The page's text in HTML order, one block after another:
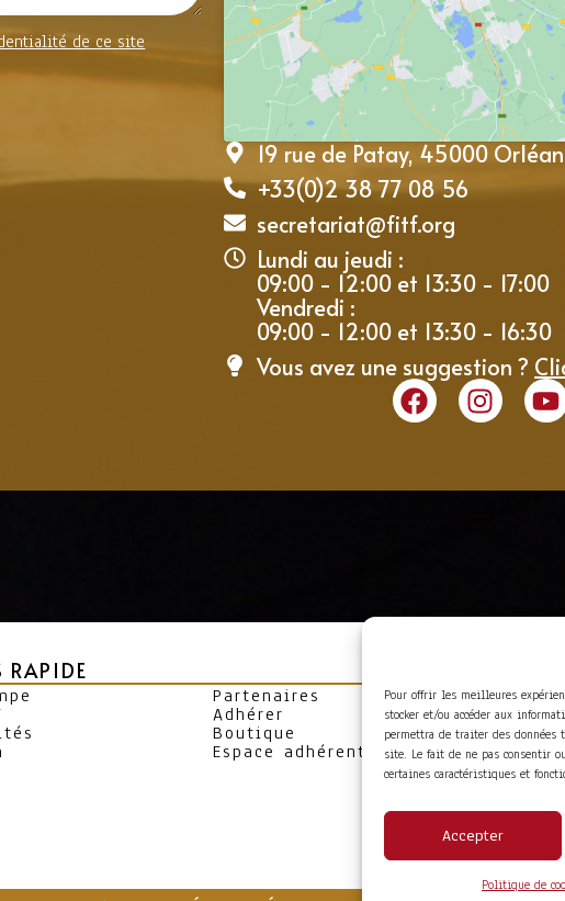
Pour offrir les meilleures
stocker et/ou accéder aux
permettra de traiter des
site. Le fait de ne pas consentir
certaines caractéristiques et
Accepter
Politique de
de ce site
19 rue de Patay, 45000
+33(0)2 38 77 08 56
secretariat@fitf.org
Lundi au jeudi :
09:00 - 12:00 et 13:30 - 17:00
Vendredi :
09:00 - 12:00 et 13:30 - 16:30
Vous avez une suggestion ?
RAPIDE
Partenaires
Adhérer
Boutique
Espace adhérent
Vente